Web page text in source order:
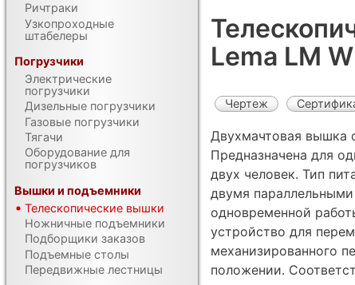
Lema LM
Чертеж
Двухмачтовая вышка
Предназначена для
двух человек. Тип
двумя
одновременной
устройство для
механизированного
положении.
Ричтраки
Узкопроходные
штабелеры
Погрузчики
Электрические
погрузчики
Дизельные погрузчики
Газовые погрузчики
Тягачи
Оборудование для
погрузчиков
Вышки и подъемники
Телескопические вышки
Ножничные подъемники
Подборщики заказов
Подъемные столы
Передвижные лестницы